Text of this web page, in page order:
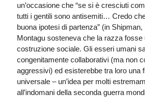
un’occasione che “se si è cresciuti
tutti i gentili sono antisemiti… Credo
buona ipotesi di partenza” (in Shipman,
Montagu sosteneva che la razza fosse
costruzione sociale. Gli esseri umani
congenitamente collaborativi (ma non
aggressivi) ed esisterebbe tra loro una
universale – un’idea per molti
all’indomani della seconda guerra